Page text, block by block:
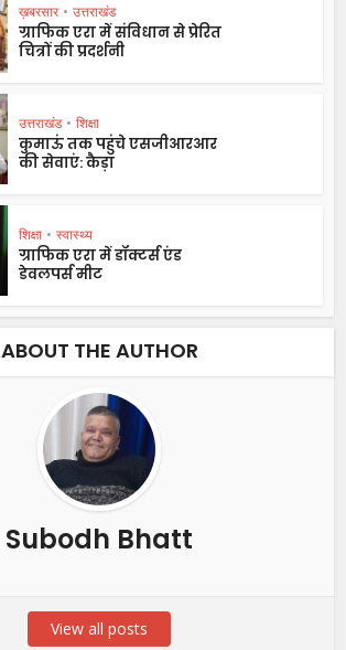
ख़बरसार • उत्तराखंड
ग्राफिक एरा में संविधान से प्रेरित
चित्रों की प्रदर्शनी
उत्तराखंड • शिक्षा
कुमाऊं तक पहुंचे एसजीआरआर
की सेवाएं: कैड़ा
शिक्षा • स्वास्थ्य
ग्राफिक एरा में डॉक्टर्स एंड
डेवलपर्स मीट
ABOUT THE AUTHOR
Subodh Bhatt
View all posts